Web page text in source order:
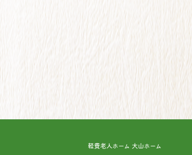
軽費老人ホーム 大山ホーム